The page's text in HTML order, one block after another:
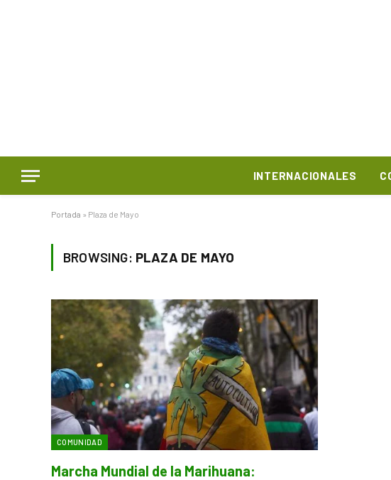
INTERNACIONALES
Portada » Plaza de Mayo
BROWSING: PLAZA DE MAYO
COMUNIDAD
Marcha Mundial de la Marihuana: